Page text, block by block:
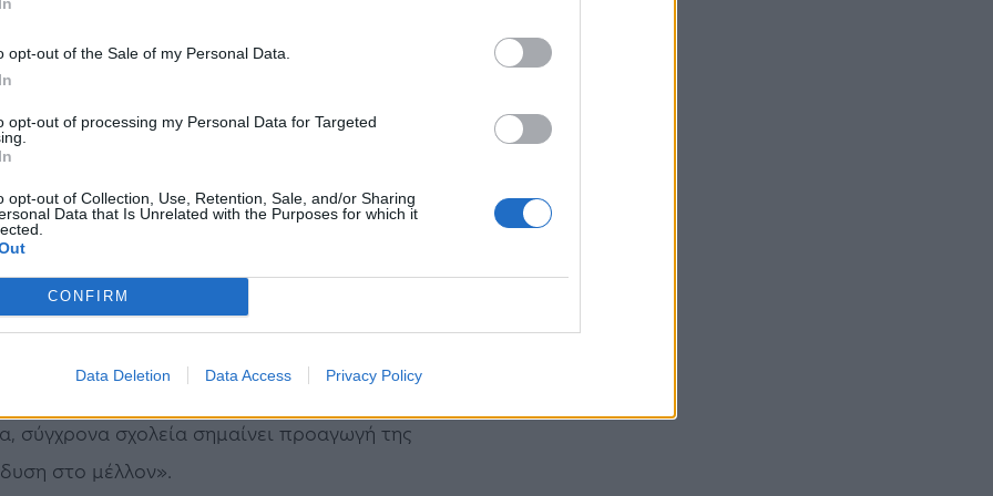
opt-out of the Sale of my Personal Data.
opt-out of processing my Personal Data for Targeted
opt-out of Collection, Use, Retention, Sale, and/or Sharing
Data that Is Unrelated with the Purposes for which it
CONFIRM
Data Deletion Data Access Privacy Policy
δημιουργία σύγχρονων εκπαιδευτικών
της δυναμικότητας του σχολικού
στις νέες γενιές, για ένα καλύτερο
και τα στελέχη της ΚΤΥΠ ΑΕ, για τα
τόπου μας», τόνισε μεταξύ άλλων ο κ.
να συνεχίσουμε με τους ίδιους και με
Περίοδο 2021-2027, έτσι ώστε η
και εξοπλισμό σε όλα τα στάδια
και συνεχίζοντας στην πρωτοβάθμια και
Και αλλάζει προς όφελος των πολιτών,
σύγχρονα σχολεία σημαίνει προαγωγή της
στο μέλλον».